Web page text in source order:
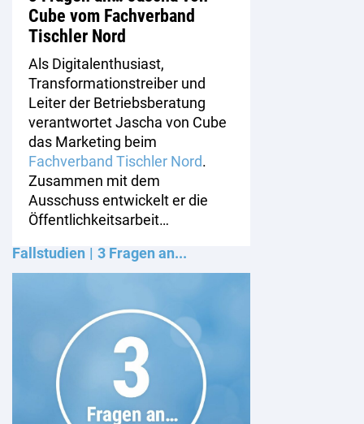
Cube vom Fachverband
Tischler Nord
Als Digitalenthusiast,
Transformationstreiber und
Leiter der Betriebsberatung
verantwortet Jascha von Cube
das Marketing beim
Fachverband Tischler Nord.
Zusammen mit dem
Ausschuss entwickelt er die
Öffentlichkeitsarbeit…
Fallstudien
3 Fragen an...